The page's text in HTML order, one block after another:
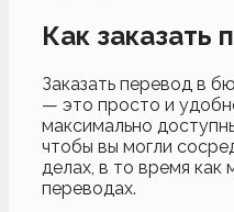
Как заказать
Заказать перевод в
— это просто и
максимально
чтобы вы могли
делах, в то время
переводах.